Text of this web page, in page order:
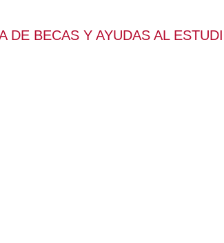
DE BECAS Y AYUDAS AL